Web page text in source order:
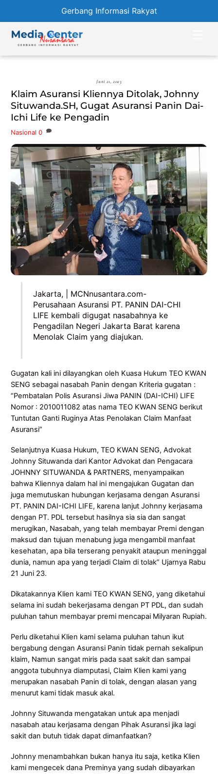
Gerbang Informasi Rakyat
content
Juni 21, 2023
Klaim Asuransi Kliennya Ditolak, Johnny
Situwanda.SH, Gugat Asuransi Panin Dai-
Ichi Life ke Pengadin
Nasional 0
Jakarta, | MCNnusantara.com-
Perusahaan Asuransi PT. PANIN DAI-CHI
LIFE kembali digugat nasabahnya ke
Pengadilan Negeri Jakarta Barat karena
Menolak Claim yang diajukan.
Gugatan kali ini dilayangkan oleh Kuasa Hukum TEO KWAN
SENG sebagai nasabah Panin dengan Kriteria gugatan :
“Pembatalan Polis Asuransi Jiwa PANIN (DAI-ICHI) LIFE
Nomor : 2010011082 atas nama TEO KWAN SENG berikut
Tuntutan Ganti Ruginya Atas Penolakan Claim Manfaat
Asuransi”
Selanjutnya Kuasa Hukum, TEO KWAN SENG, Advokat
Johnny Situwanda dari Kantor Advokat dan Pengacara
JOHNNY SITUWANDA & PARTNERS, menyampaikan
bahwa Kliennya dalam hal ini mengajukan Gugatan dan
juga memutuskan hubungan kerjasama dengan Asuransi
PT. PANIN DAI-ICHI LIFE, karena lanjut Johnny kerjasama
dengan PT. PDL tersebut hasilnya sia sia dan sangat
merugikan, Nasabah, yang telah membayar Premi dengan
maksud dan tujuan menabung juga mengambil manfaat
kesehatan, apa bila terserang penyakit ataupun meninggal
dunia, namun apa yang terjadi Claim di tolak” Ujarnya Rabu
21 Juni 23.
Dikatakannya Klien kami TEO KWAN SENG, yang diketahui
selama ini sudah bekerjasama dengan PT PDL, dan sudah
puluhan tahun membayar premi mencapai Milyaran Rupiah.
Perlu diketahui Klien kami selama puluhan tahun ikut
bergabung dengan Asuransi Panin tidak pernah sekalipun
klaim, Namun sangat miris pada saat sakit dan sampai
anggota tubuhnya diamputasi, Claim Klien kami yang
merupakan nasabah Panin di tolak, dengan alasan yang
menurut kami tidak masuk akal.
Johnny Situwanda mengatakan untuk apa menjadi
nasabah atau kerjasama dengan Pihak Asuransi jika lagi
sakit dan butuh tidak dapat dimanfaatkan?
Johnny menambahkan bukan hanya itu saja, ketika Klien
kami mengecek dana Preminya yang sudah dibayarkan